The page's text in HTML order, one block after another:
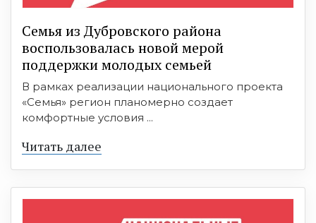
Семья из Дубровского района
воспользовалась новой мерой
поддержки молодых семьей
В рамках реализации национального проекта
«Семья» регион планомерно создает
комфортные условия ...
Читать далее